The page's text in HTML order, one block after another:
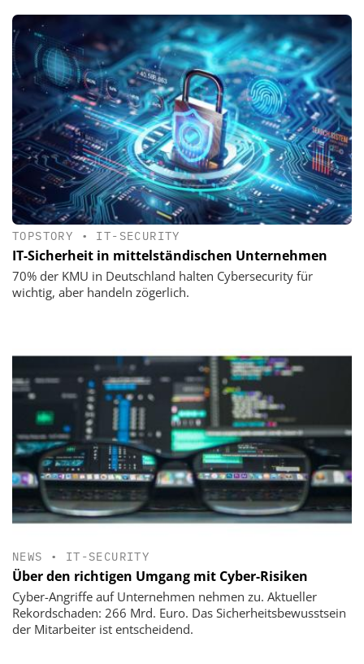
TOPSTORY • IT-SECURITY
IT-Sicherheit in mittelständischen Unternehmen
70% der KMU in Deutschland halten Cybersecurity für
wichtig, aber handeln zögerlich.
NEWS • IT-SECURITY
Über den richtigen Umgang mit Cyber-Risiken
Cyber-Angriffe auf Unternehmen nehmen zu. Aktueller
Rekordschaden: 266 Mrd. Euro. Das Sicherheitsbewusstsein
der Mitarbeiter ist entscheidend.